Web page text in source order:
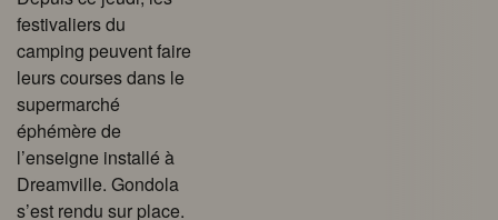
festivaliers du
camping peuvent faire
leurs courses dans le
supermarché
éphémère de
l’enseigne installé à
Dreamville. Gondola
s’est rendu sur place.